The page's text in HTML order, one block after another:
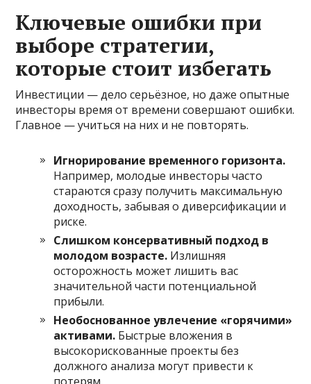
Ключевые ошибки при
выборе стратегии,
которые стоит избегать
Инвестиции — дело серьёзное, но даже опытные
инвесторы время от времени совершают ошибки.
Главное — учиться на них и не повторять.
Игнорирование временного горизонта.
Например, молодые инвесторы часто
стараются сразу получить максимальную
доходность, забывая о диверсификации и
риске.
Слишком консервативный подход в
молодом возрасте. Излишняя
осторожность может лишить вас
значительной части потенциальной
прибыли.
Необоснованное увлечение «горячими»
активами. Быстрые вложения в
высокорискованные проекты без
должного анализа могут привести к
потерям.